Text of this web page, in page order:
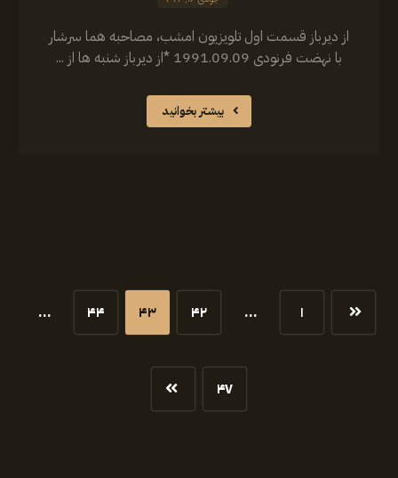
از دیرباز قسمت اول تلویزیون امشب، مصاحبه هما سرشار
با نهضت فرنودی 1991.09.09 *از دیرباز شنبه ها از ...
بیشتر بخوانید
۱ … ۴۲ ۴۳ ۴۴ …
۴۷